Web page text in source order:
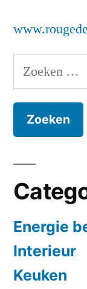
Zoeken
naar:
Energie
Interieur
Keuken